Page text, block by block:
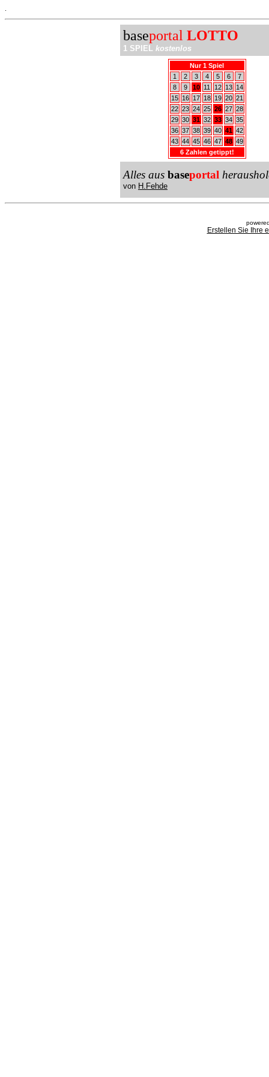
baseportal LOTTO
1 SPIEL kostenlos
Nur 1 Spiel
1
2 3 4 5 6
7
8
9 10 11 12 13
14
15
16 17 18 19 20 21
22 23 24 25 26 27 28
29 30 31 32 33 34 35
36 37 38 39 40 41 42
43 44 45 46 47 48 49
6 Zahlen getippt!
Alles aus baseportal
von H.Fehde
Erstellen Sie Ihre